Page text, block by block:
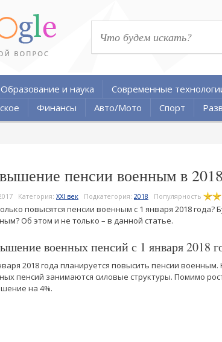
Образование и наука Современные
Финансы Авто/Мото Спорт
пенсии военным в
Категория: XXI век Подкатегория: 2018 Популярность
повысятся пенсии военным с 1 января 2018
Об этом и не только – в данной статье.
военных пенсий с 1 января 2018
2018 года планируется повысить пенсии
пенсий занимаются силовые структуры. Помимо
на 4%.